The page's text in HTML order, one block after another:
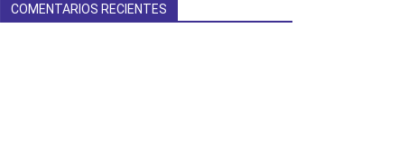
COMENTARIOS RECIENTES